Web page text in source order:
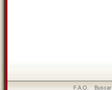
F.A.Q. Buscar